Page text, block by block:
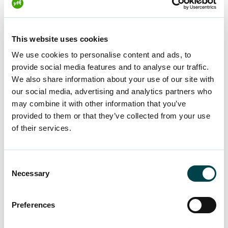
This website uses cookies
We use cookies to personalise content and ads, to
provide social media features and to analyse our traffic.
We also share information about your use of our site with
our social media, advertising and analytics partners who
may combine it with other information that you’ve
provided to them or that they’ve collected from your use
of their services.
Selection
Necessary
Preferences
Ilman perusteltua syytä tehty määräaikainen
Sopimukseen liittyy
myös irtisanomismahdollisuus: kun työsuhde on
kestänyt vähintään kuusi kuukautta, voivat
työnantaja ja työntekijä irtisanoa sopimuksen
samalla tavalla kuin toistaiseksi voimassa olevan
työsopimuksen.
määräaikaisen työsuhteen päättymistä
työnantajalta selvitys siitä, olisiko työsuhdetta
mahdollista jatkaa joko toistaiseksi voimassa
Työntekijän pyynnöstä selvitys on annettava